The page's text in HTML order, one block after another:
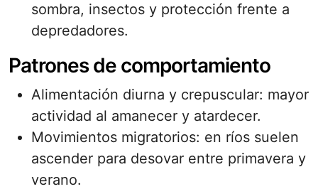
sombra, insectos y protección frente a
depredadores.
Patrones de comportamiento
Alimentación diurna y crepuscular: mayor
actividad al amanecer y atardecer.
Movimientos migratorios: en ríos suelen
ascender para desovar entre primavera y
verano.